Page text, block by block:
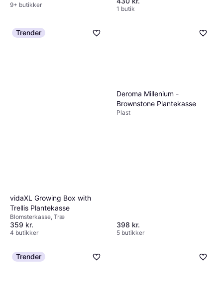
9+ butikker
1 butik
Trender
vidaXL Growing Box with
Trellis Plantekasse
Blomsterkasse, Træ
359 kr.
4 butikker
Deroma Millenium -
Brownstone Plantekasse
Plast
398 kr.
5 butikker
Trender